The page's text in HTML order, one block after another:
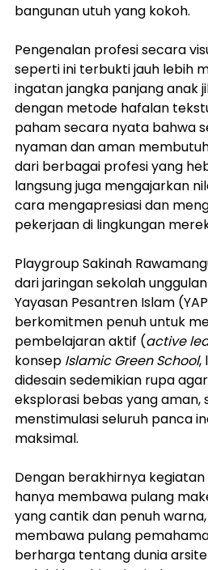
bangunan utuh yang kokoh.
Pengenalan profesi secara
seperti ini terbukti jauh lebih
ingatan jangka panjang anak
dengan metode hafalan
paham secara nyata bahwa
nyaman dan aman
dari berbagai profesi yang
langsung juga mengajarkan
cara mengapresiasi dan
pekerjaan di lingkungan
Playgroup Sakinah
dari jaringan sekolah
Yayasan Pesantren Islam
berkomitmen penuh untuk
pembelajaran aktif (active
konsep Islamic Green School,
didesain sedemikian rupa
eksplorasi bebas yang aman,
menstimulasi seluruh panca
maksimal.
Dengan berakhirnya
hanya membawa pulang
yang cantik dan penuh
membawa pulang
berharga tentang dunia